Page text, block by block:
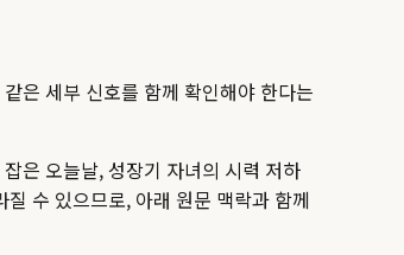
은 세부 신호를 함께 확인해야 한다는
은 오늘날, 성장기 자녀의 시력 저하
수 있으므로, 아래 원문 맥락과 함께